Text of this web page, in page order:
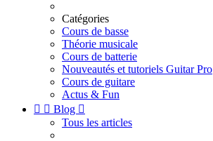
Catégories
Cours de basse
Théorie musicale
Cours de batterie
Nouveautés et tutoriels Guitar Pro
Cours de guitare
Actus & Fun
  Blog 
Tous les articles